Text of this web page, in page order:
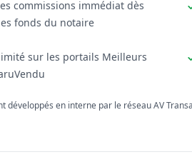
commissions immédiat dès
fonds du notaire
sur les portails Meilleurs
développés en interne par le réseau AV